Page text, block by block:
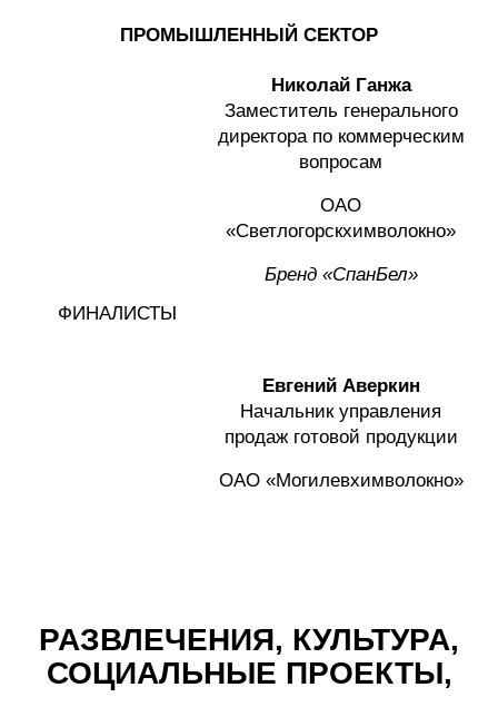
ПРОМЫШЛЕННЫЙ СЕКТОР
ФИНАЛИСТЫ
Николай Ганжа
Заместитель генерального
директора по коммерческим
вопросам
ОАО
«Светлогорскхимволокно»
Бренд «СпанБел»
Евгений Аверкин
Начальник управления
продаж готовой продукции
ОАО «Могилевхимволокно»
РАЗВЛЕЧЕНИЯ, КУЛЬТУРА,
СОЦИАЛЬНЫЕ ПРОЕКТЫ,